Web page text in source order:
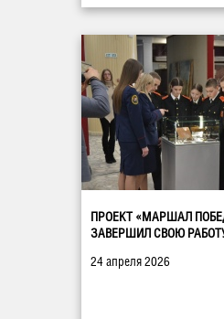
ПРОЕКТ «МАРШАЛ
ЗАВЕРШИЛ СВОЮ
24 апреля 2026